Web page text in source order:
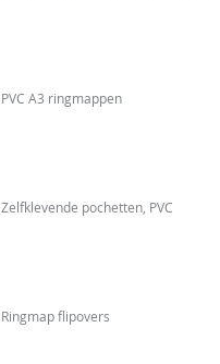
PVC A3 ringmappen
Zelfklevende pochetten, PVC
Ringmap flipovers